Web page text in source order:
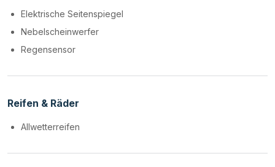
Elektrische Seitenspiegel
Nebelscheinwerfer
Regensensor
Reifen & Räder
Allwetterreifen